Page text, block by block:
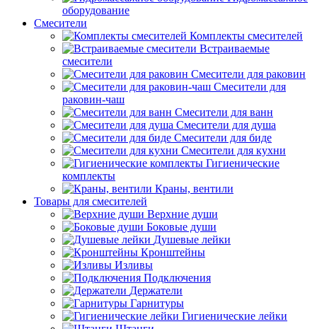
оборудование
Смесители
Комплекты смесителей
Встраиваемые
смесители
Смесители для раковин
Смесители для
раковин-чаш
Смесители для ванн
Смесители для душа
Смесители для биде
Смесители для кухни
Гигиенические
комплекты
Краны, вентили
Товары для смесителей
Верхние души
Боковые души
Душевые лейки
Кронштейны
Изливы
Подключения
Держатели
Гарнитуры
Гигиенические лейки